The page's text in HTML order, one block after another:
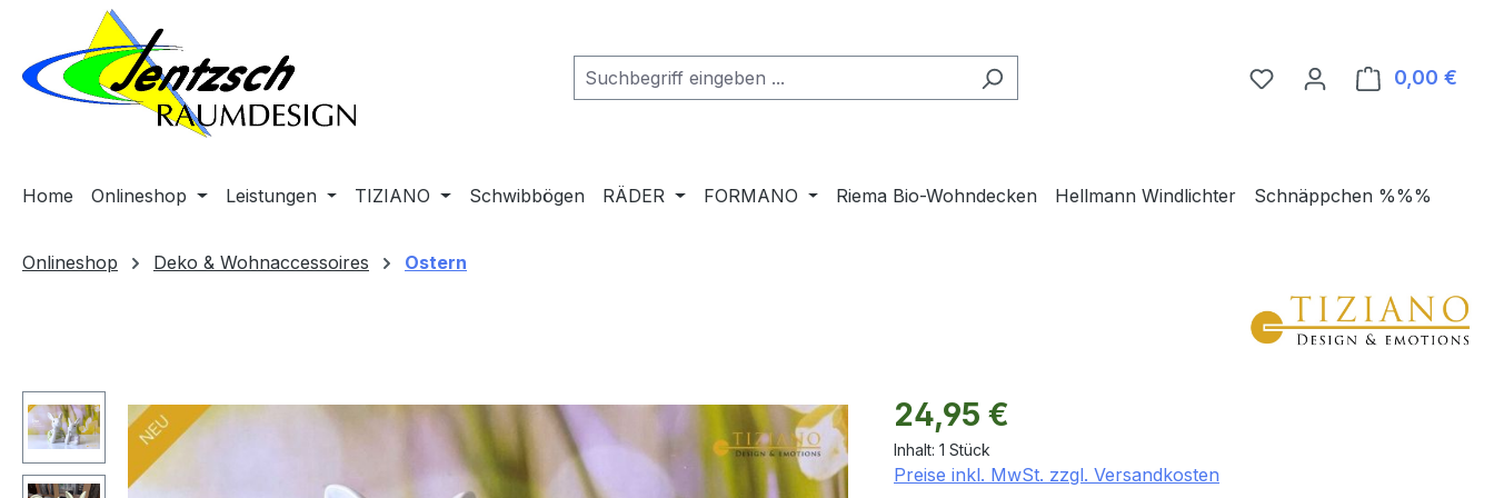
Hauptinhalt springen
Zur Suche springen
Zur Hauptnavigation springen
0,00 €
Home Onlineshop Leistungen TIZIANO Schwibbögen RÄDER FORMANO Riema Bio-Wohndecken Hellmann Windlichter Schnäppchen %%%
Onlineshop Deko & Wohnaccessoires Ostern
Bildergalerie überspringen Regulärer Preis:
24,95 €
Inhalt: 1 Stück
Preise inkl. MwSt. zzgl. Versandkosten